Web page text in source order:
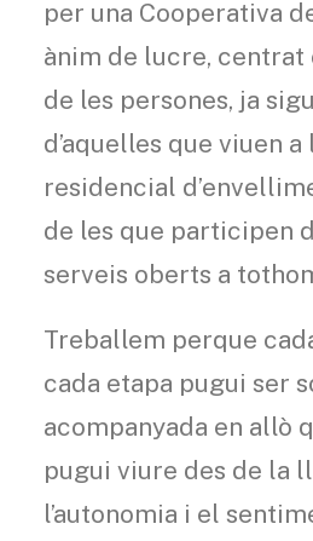
per una Cooperativa
ànim de lucre, centrat
de les persones, ja
d’aquelles que viuen
residencial
de les que participen
serveis oberts a
Treballem perque
cada etapa pugui ser
acompanyada en allò
pugui viure des de la
l’autonomia i el